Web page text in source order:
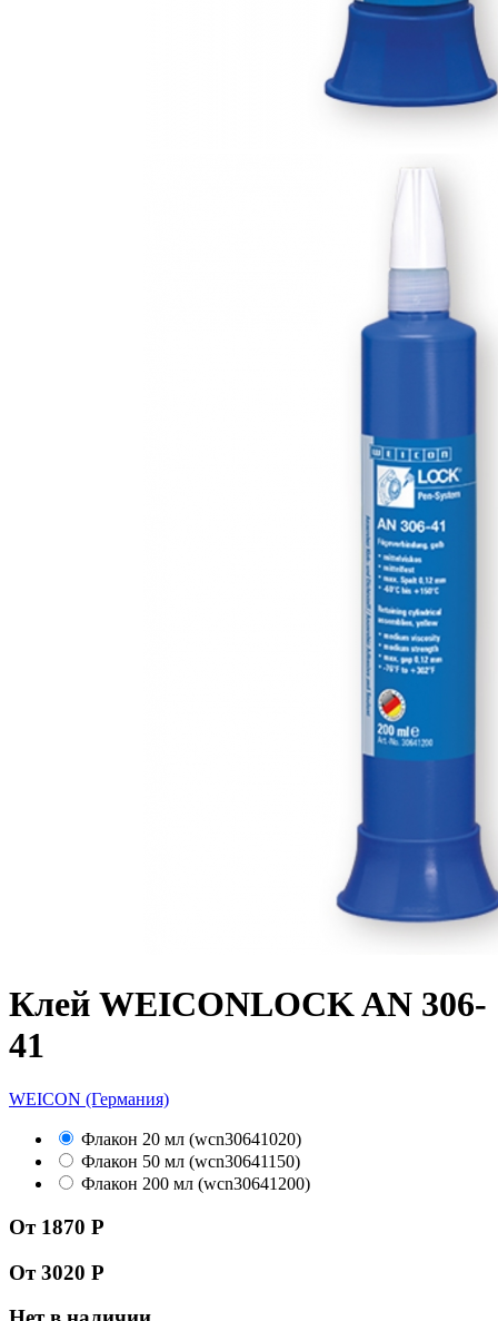
Клей WEICONLOCK AN 306-
41
WEICON (Германия)
Флакон 20 мл (wcn30641020)
Флакон 50 мл (wcn30641150)
Флакон 200 мл (wcn30641200)
От 1870 Р
От 3020 Р